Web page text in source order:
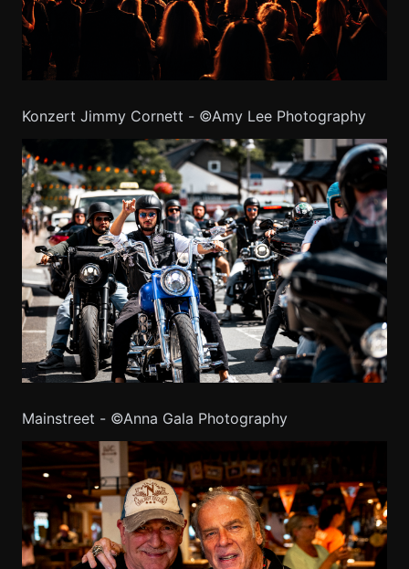
Konzert Jimmy Cornett - ©Amy Lee Photography
Mainstreet - ©Anna Gala Photography